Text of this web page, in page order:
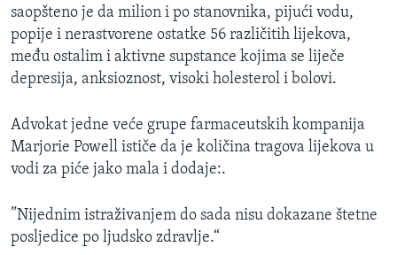
Jezici
saopšteno je da milion i po stanovnika, pijući vodu,
popije i nerastvorene ostatke 56 različitih lijekova,
među ostalim i aktivne supstance kojima se liječe
depresija, anksioznost, visoki holesterol i bolovi.
Advokat jedne veće grupe farmaceutskih kompanija
Marjorie Powell ističe da je količina tragova lijekova u
vodi za piće jako mala i dodaje:.
”Nijednim istraživanjem do sada nisu dokazane štetne
posljedice po ljudsko zdravlje.“